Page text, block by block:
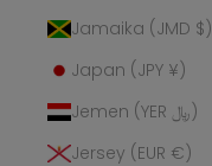
Jamaika (JMD $)
Japan (JPY ¥)
Jemen (YER ﷼)
Jersey (EUR €)